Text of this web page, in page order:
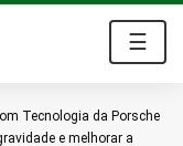
☰
Tecnologia da Porsche
e melhorar a